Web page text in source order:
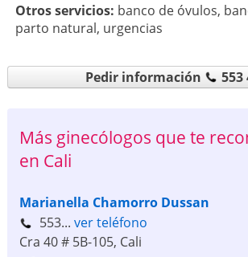
Otros servicios: banco de óvulos,
parto natural, urgencias
Pedir información 553
Más ginecólogos que te
en Cali
Marianella Chamorro Dussan
553... ver teléfono
Cra 40 # 5B-105, Cali